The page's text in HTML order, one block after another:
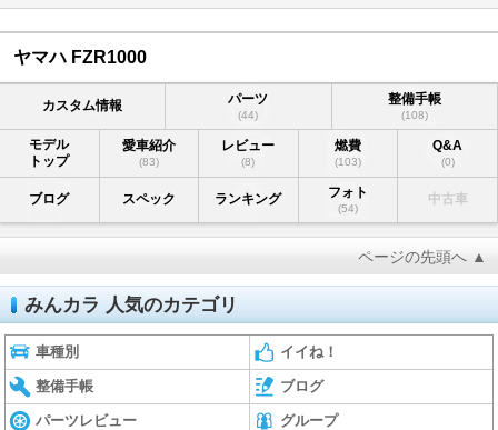
ヤマハ FZR1000
カスタム情報 パーツ
(44)
整備手帳
(108)
モデル
トップ
愛車紹介
(83)
レビュー
(8)
燃費
(103)
Q&A
(0)
ブログ スペック ランキング フォト
(54)
中古車
ページの先頭へ ▲
みんカラ 人気のカテゴリ
車種別 イイね！
整備手帳 ブログ
パーツレビュー グループ